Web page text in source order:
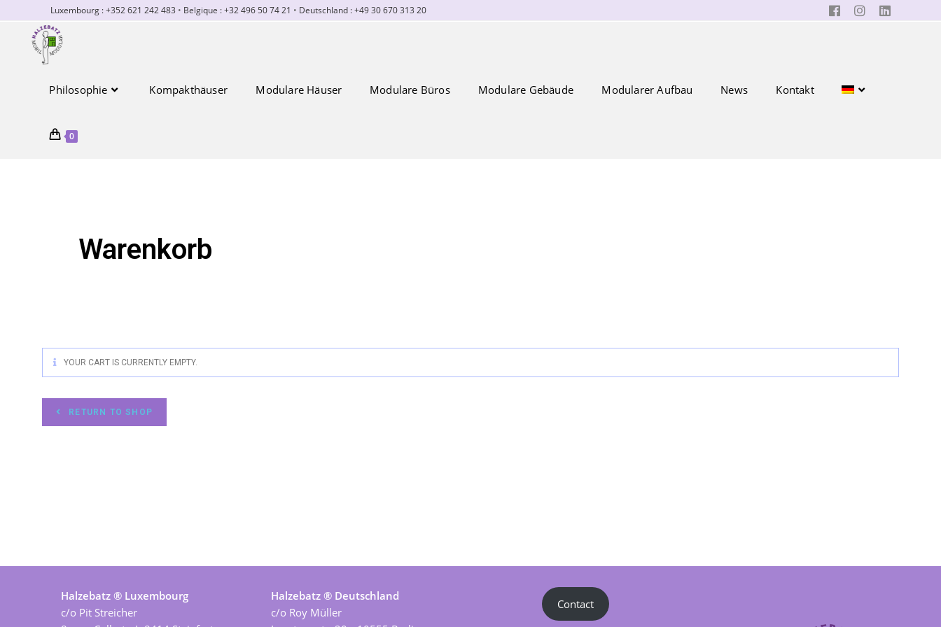
Luxembourg : +352 621 242 483 • Belgique : +32 496 50 74 21 • Deutschland : +49 30 670 313 20
Philosophie Kompakthäuser Modulare Häuser Modulare Büros Modulare Gebäude Modularer Aufbau News Kontakt
0
Warenkorb
YOUR CART IS CURRENTLY EMPTY.
RETURN TO SHOP
Halzebatz ® Luxembourg
c/o Pit Streicher
Halzebatz ® Deutschland
c/o Roy Müller
Contact